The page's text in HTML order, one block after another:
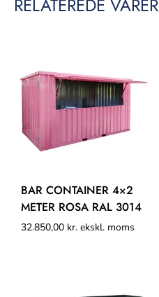
RELATEREDE VARER
BAR CONTAINER 4×2
METER ROSA RAL 3014
32.850,00 kr. ekskl. moms